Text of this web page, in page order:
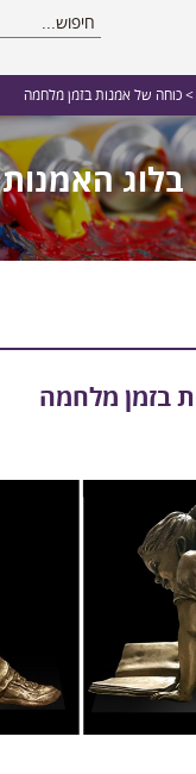
> כוחה של אמנות בזמן מלחמה
בלוג האמנות
בזמן מלחמה